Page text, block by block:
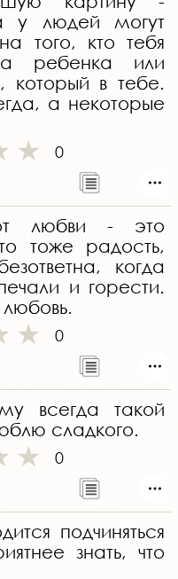
у людей могут
того, кто тебя
ребенка или
который в тебе.
а некоторые
0
любви - это
тоже радость,
когда
и горести.
0
всегда такой
сладкого.
0
подчиняться
знать, что